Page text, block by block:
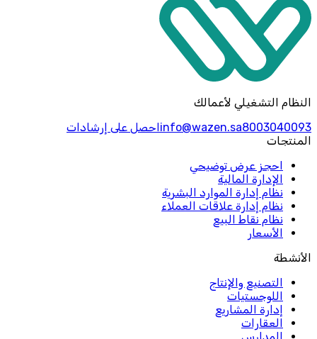
النظام التشغيلي لأعمالك
8003040093
info@wazen.sa احصل على إرشادات
المنتجات
احجز عرض توضيحي
الإدارة المالية
نظام إدارة الموارد البشرية
نظام إدارة علاقات العملاء
نظام نقاط البيع
الأسعار
الأنشطة
التصنيع والإنتاج
اللوجستيات
إدارة المشاريع
العقارات